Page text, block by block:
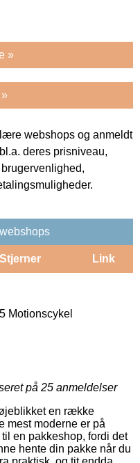
»
webshops og anmeldt
deres prisniveau,
Stjerner Link
Motionscykel
på 25 anmeldelser
en række
mest moderne er på
en pakkeshop, fordi det
hente din pakke når du